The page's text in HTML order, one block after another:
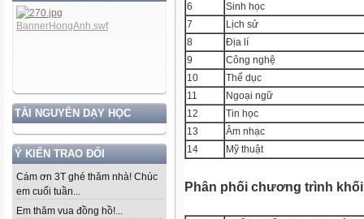
TÀI NGUYÊN DẠY HỌC
Ý KIẾN TRAO ĐỔI
Cám ơn 3T ghé thăm nhà! Chúc
em cuối tuần...
Em thăm vua đồng hồ!...
6
Sinh học
7
Lịch sử
8
Địa lí
9
Công nghệ
10
Thể dục
11
Ngoại ngữ
12
Tin học
13
Âm nhạc
14
Mỹ thuật
Phân phối chương trình khối